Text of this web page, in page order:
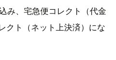
み、宅急便コレクト（代金
クト（ネット上決済）にな